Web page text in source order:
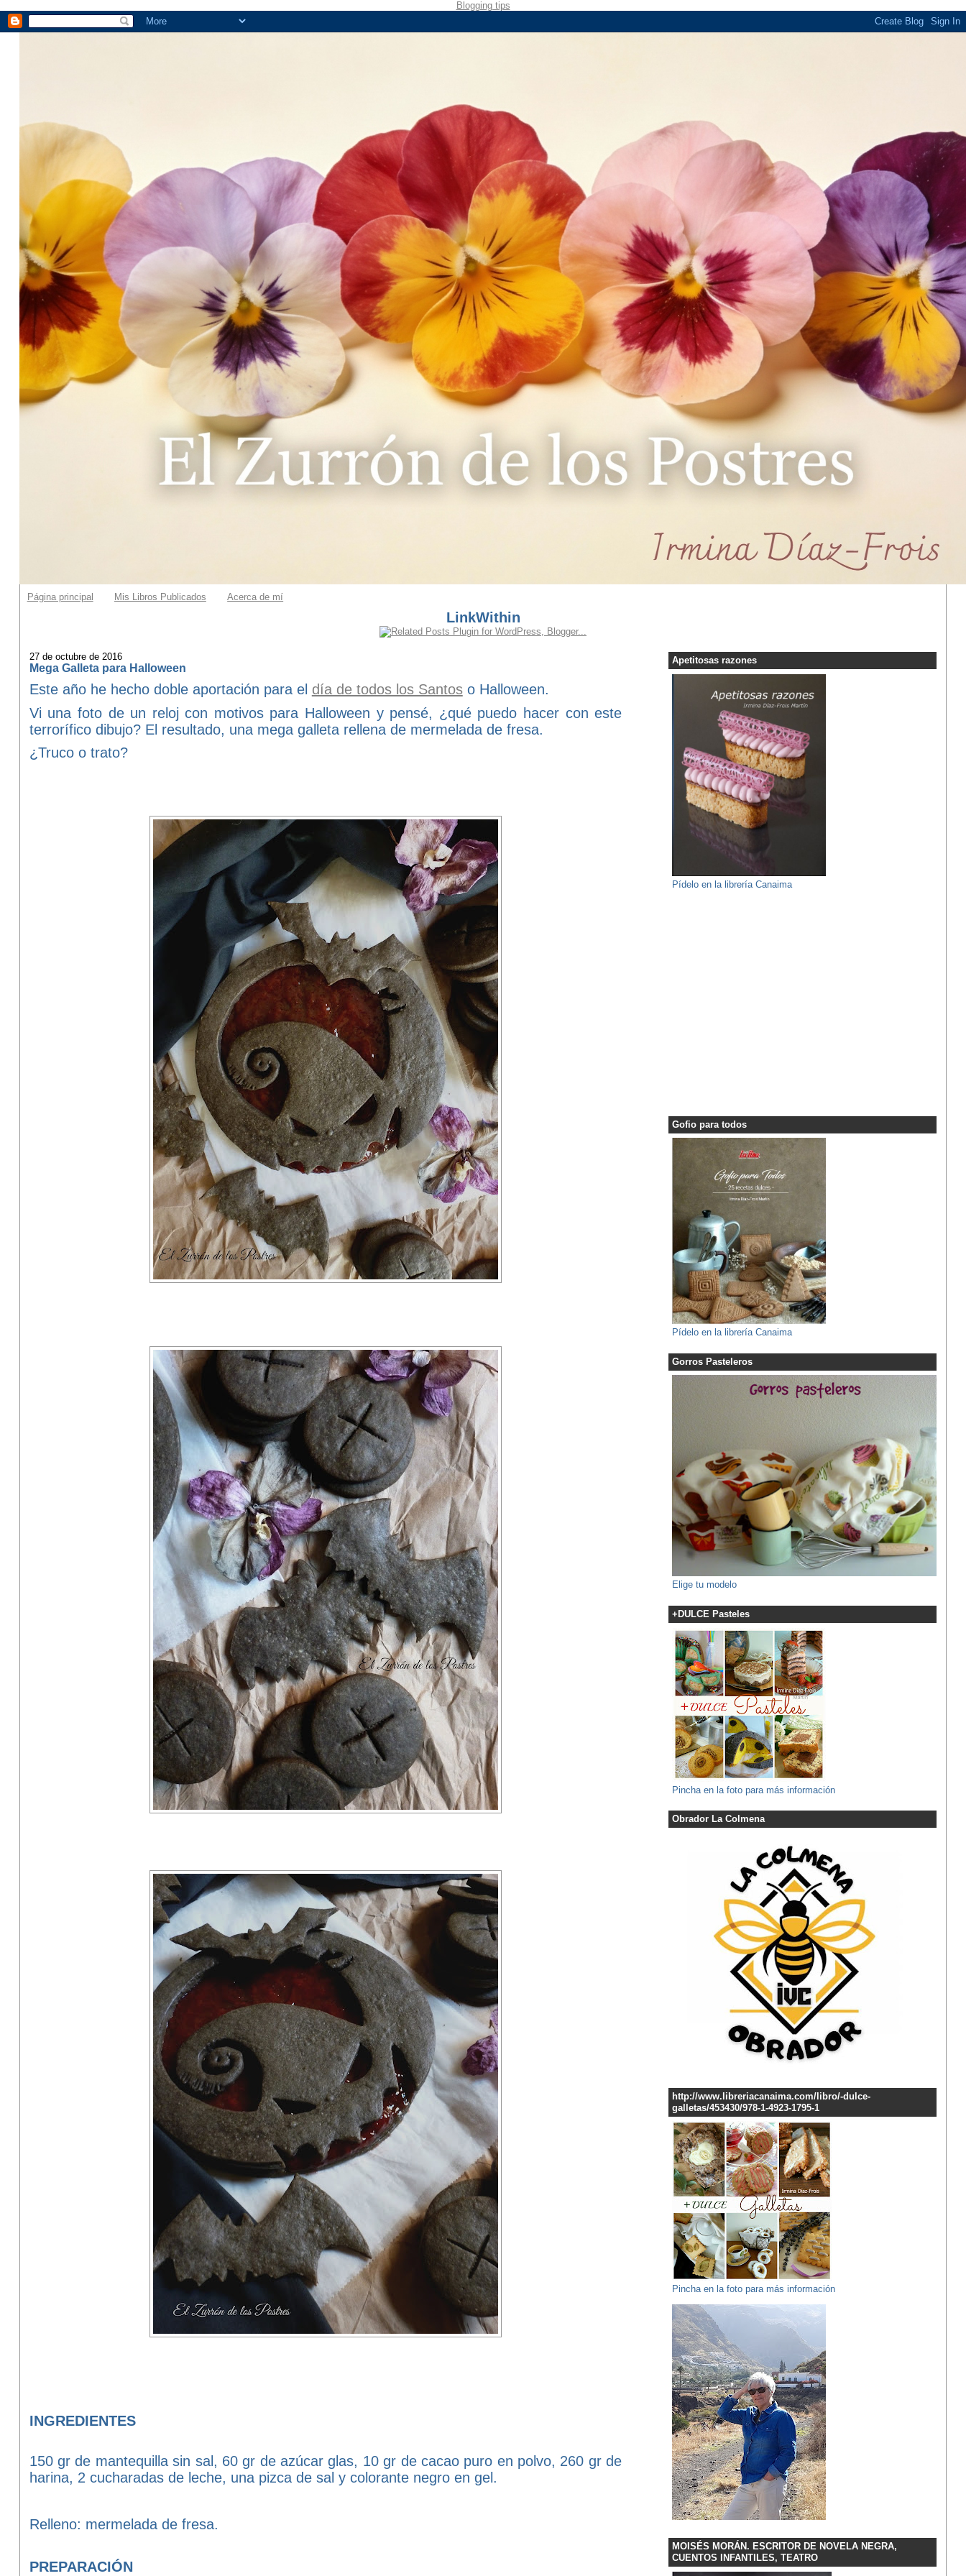
Blogging tips
Página principal Mis Libros Publicados Acerca de mí
LinkWithin
27 de octubre de 2016
Mega Galleta para Halloween
Este año he hecho doble aportación para el día de todos los Santoso Halloween.
Vi una foto de un reloj con motivos para Halloween y pensé, ¿qué puedo hacer con este
terrorífico dibujo? El resultado, una mega galleta rellena de mermelada de fresa.
¿Truco o trato?
INGREDIENTES
150 gr de mantequilla sin sal, 60 gr de azúcar glas, 10 gr de cacao puro en polvo, 260 gr de
harina, 2 cucharadas de leche, una pizca de sal y colorante negro en gel.
Relleno: mermelada de fresa.
PREPARACIÓN
Apetitosas razones
Pídelo en la librería Canaima
Gofio para todos
Pídelo en la librería Canaima
Gorros Pasteleros
Elige tu modelo
+DULCE Pasteles
Pincha en la foto para más información
Obrador La Colmena
http://www.libreriacanaima.com/libro/-dulce-
galletas/453430/978-1-4923-1795-1
Pincha en la foto para más información
MOISÉS MORÁN. ESCRITOR DE NOVELA NEGRA,
CUENTOS INFANTILES, TEATRO